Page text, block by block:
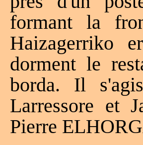
formant la
Haizagerriko
dorment le
borda. Il
Larressore et
Pierre